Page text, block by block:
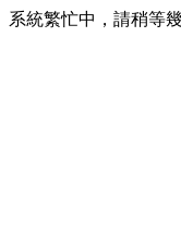
系統繁忙中，請稍等